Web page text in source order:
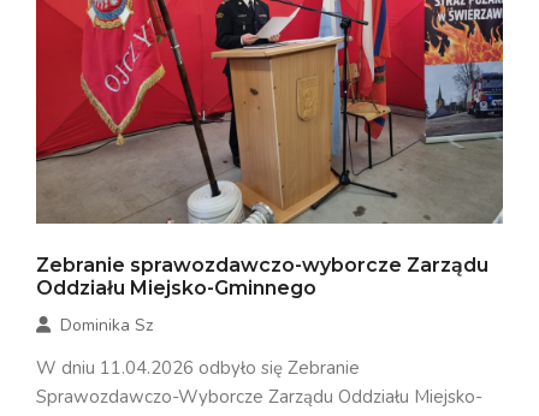
Zebranie sprawozdawczo-wyborcze Zarządu
Oddziału Miejsko-Gminnego
Dominika Sz
W dniu 11.04.2026 odbyło się Zebranie
Sprawozdawczo-Wyborcze Zarządu Oddziału Miejsko-